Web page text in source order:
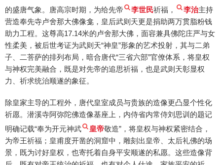
的盛唐气象。唐高宗时期，为给先帝
李世民祈福， 李治主持
营造奉先寺卢舍那大佛像龛，皇后武则天更是捐助两万贯脂粉钱
助力工程。这尊高17.14米的卢舍那大佛，面容兼具佛陀庄严与女
性柔美，被后世考证为武则天“神皇”形象的艺术投射，其与二弟
子、二菩萨的排列布局，暗合唐代“三省六部”官僚体系，将皇权
与神权完美融合，既是对先帝的追思祈福，也是武则天彰显权
力、祈求统治顺遂的象征。
除皇家主导的工程外，唐代皇室成员与贵族的造像更凸显个性化
祈愿。潜溪寺阿弥陀佛造像基座上，内侍省内常侍刘思训的题记
明确记载“奉为开元神武
皇帝敬造”，将皇权与神权紧密结合，
为帝王祈福；皇甫度开凿的洞窟中，雕刻出皇帝、太后礼佛的场
景，既为讨好皇权，也寄托着自身平安顺遂的私愿。这些造像背